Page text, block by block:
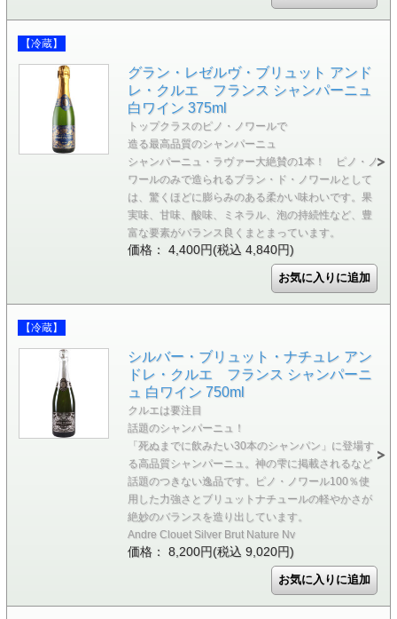
【冷蔵】
グラン・レゼルヴ・ブリュット アンド
レ・クルエ フランス シャンパーニュ
白ワイン 375ml
トップクラスのピノ・ノワールで
造る最高品質のシャンパーニュ
シャンパーニュ・ラヴァー大絶賛の1本！ ピノ・ノ
ワールのみで造られるブラン・ド・ノワールとして
は、驚くほどに膨らみのある柔かい味わいです。果
実味、甘味、酸味、ミネラル、泡の持続性など、豊
富な要素がバランス良くまとまっています。
価格： 4,400円(税込 4,840円)
【冷蔵】
シルバー・ブリュット・ナチュレ アン
ドレ・クルエ フランス シャンパーニ
ュ 白ワイン 750ml
クルエは要注目
話題のシャンパーニュ！
「死ぬまでに飲みたい30本のシャンパン」に登場す
る高品質シャンパーニュ。神の雫に掲載されるなど
話題のつきない逸品です。ピノ・ノワール100％使
用した力強さとブリュットナチュールの軽やかさが
絶妙のバランスを造り出しています。
Andre Clouet Silver Brut Nature Nv
価格： 8,200円(税込 9,020円)